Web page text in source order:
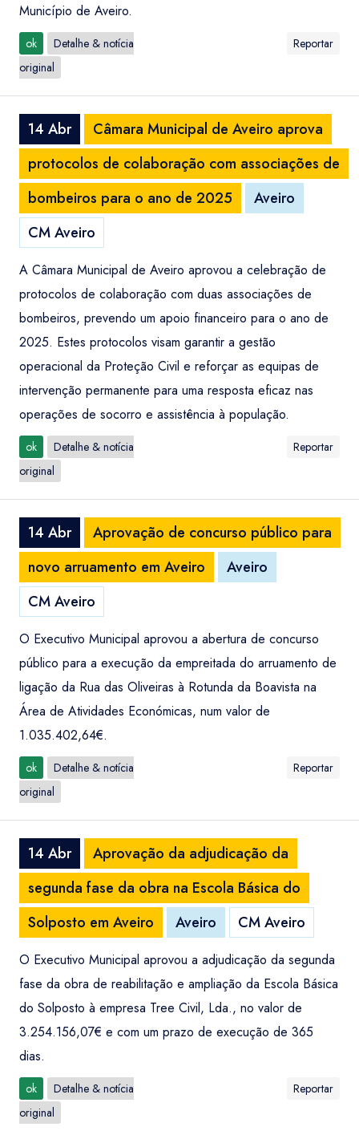
Município de Aveiro.
ok
Detalhe & notícia
original
Reportar
14 Abr
Câmara Municipal de Aveiro aprova
protocolos de colaboração com associações de
bombeiros para o ano de 2025
Aveiro
CM Aveiro
A Câmara Municipal de Aveiro aprovou a celebração de
protocolos de colaboração com duas associações de
bombeiros, prevendo um apoio financeiro para o ano de
2025. Estes protocolos visam garantir a gestão
operacional da Proteção Civil e reforçar as equipas de
intervenção permanente para uma resposta eficaz nas
operações de socorro e assistência à população.
ok
Detalhe & notícia
original
Reportar
14 Abr
Aprovação de concurso público para
novo arruamento em Aveiro
Aveiro
CM Aveiro
O Executivo Municipal aprovou a abertura de concurso
público para a execução da empreitada do arruamento de
ligação da Rua das Oliveiras à Rotunda da Boavista na
Área de Atividades Económicas, num valor de
1.035.402,64€.
ok
Detalhe & notícia
original
Reportar
14 Abr
Aprovação da adjudicação da
segunda fase da obra na Escola Básica do
Solposto em Aveiro
Aveiro CM Aveiro
O Executivo Municipal aprovou a adjudicação da segunda
fase da obra de reabilitação e ampliação da Escola Básica
do Solposto à empresa Tree Civil, Lda., no valor de
3.254.156,07€ e com um prazo de execução de 365
dias.
ok
Detalhe & notícia
original
Reportar